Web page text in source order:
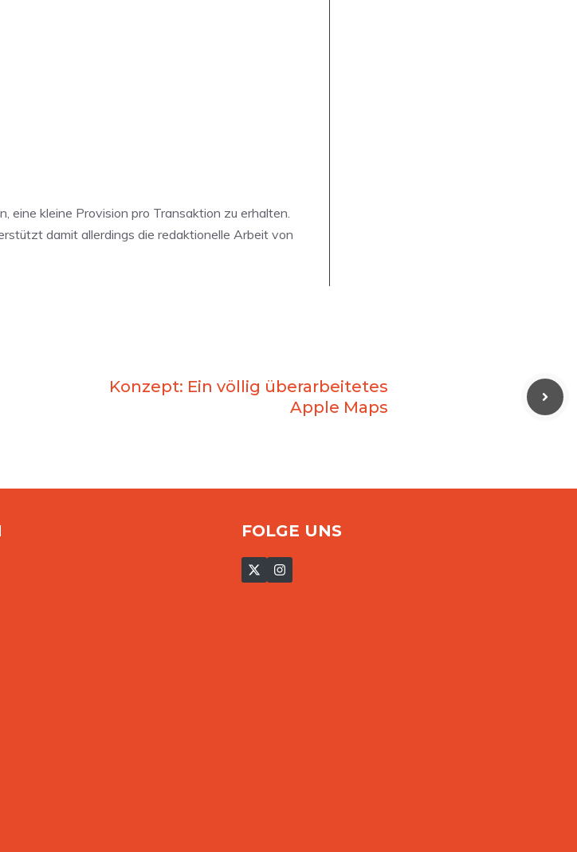
eine kleine Provision pro Transaktion zu erhalten.
damit allerdings die redaktionelle Arbeit von
Konzept: Ein völlig überarbeitetes
Apple Maps
FOLGE UNS